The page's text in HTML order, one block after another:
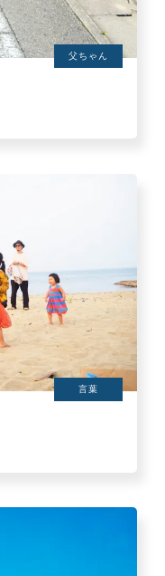
父ちゃん
言葉